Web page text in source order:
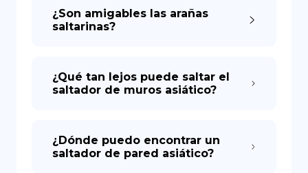
DE
¿Son amigables las arañas
saltarinas?
¿Qué tan lejos puede saltar el
saltador de muros asiático?
¿Dónde puedo encontrar un
saltador de pared asiático?